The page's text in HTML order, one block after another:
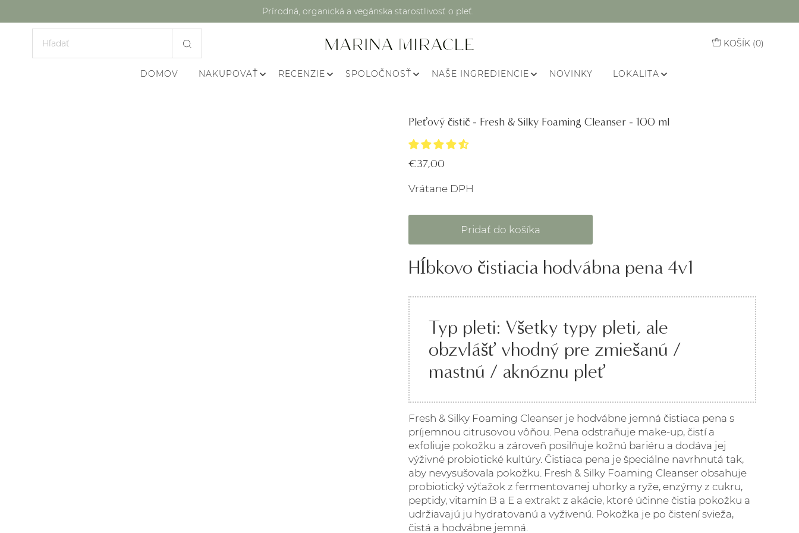
Prírodná, organická a vegánska starostlivosť o pleť.
KOŠÍK (0)
DOMOV NAKUPOVAŤ RECENZIE SPOLOČNOSŤ NAŠE INGREDIENCIE NOVINKY LOKALITA
Pleťový čistič - Fresh & Silky Foaming Cleanser - 100 ml
€37,00
Vrátane DPH
Hĺbkovo čistiacia hodvábna pena 4v1
Typ pleti: Všetky typy pleti, ale
obzvlášť vhodný pre zmiešanú /
mastnú / aknóznu pleť
Fresh & Silky Foaming Cleanser je hodvábne jemná čistiaca pena s
príjemnou citrusovou vôňou. Pena odstraňuje make-up, čistí a
exfoliuje pokožku a zároveň posilňuje kožnú bariéru a dodáva jej
výživné probiotické kultúry. Čistiaca pena je špeciálne navrhnutá tak,
aby nevysušovala pokožku. Fresh & Silky Foaming Cleanser obsahuje
probiotický výťažok z fermentovanej uhorky a ryže, enzýmy z cukru,
peptidy, vitamín B a E a extrakt z akácie, ktoré účinne čistia pokožku a
udržiavajú ju hydratovanú a vyživenú. Pokožka je po čistení svieža,
čistá a hodvábne jemná.